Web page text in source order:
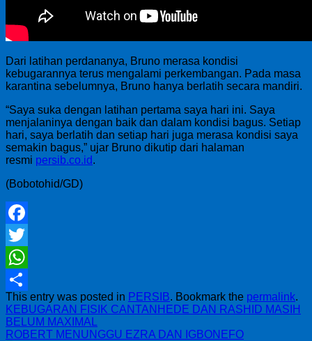
Dari latihan perdananya, Bruno merasa kondisi
kebugarannya terus mengalami perkembangan. Pada masa
karantina sebelumnya, Bruno hanya berlatih secara mandiri.
“Saya suka dengan latihan pertama saya hari ini. Saya
menjalaninya dengan baik dan dalam kondisi bagus. Setiap
hari, saya berlatih dan setiap hari juga merasa kondisi saya
semakin bagus,” ujar Bruno dikutip dari halaman
resmi persib.co.id.
(Bobotohid/GD)
Facebook
Twitter
WhatsApp
Share
This entry was posted in PERSIB. Bookmark the permalink.
KEBUGARAN FISIK CANTANHEDE DAN RASHID MASIH
BELUM MAXIMAL
ROBERT MENUNGGU EZRA DAN IGBONEFO